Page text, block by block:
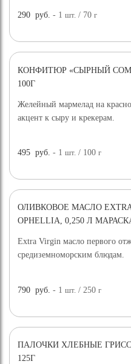
290 руб. - 1шт. / 70г
КОНФИТЮР «СЫРНЫЙ
100Г
Желейный мармелад на
акцент к сыру и крекерам.
495 руб. - 1шт. / 100г
ОЛИВКОВОЕ МАСЛО EXTRA
OPHELLIA, 0,250 Л
Extra Virgin масло первого
средиземноморским блюдам.
790 руб. - 1шт. / 250г
ПАЛОЧКИ ХЛЕБНЫЕ
125Г